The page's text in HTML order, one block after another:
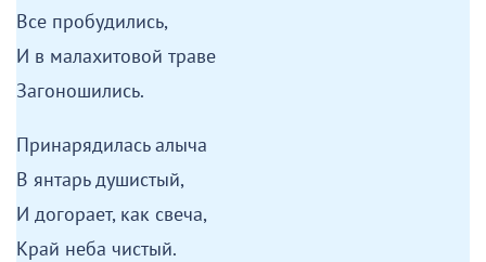
Все пробудились,
И в малахитовой траве
Загоношились.
Принарядилась алыча
В янтарь душистый,
И догорает, как свеча,
Край неба чистый.